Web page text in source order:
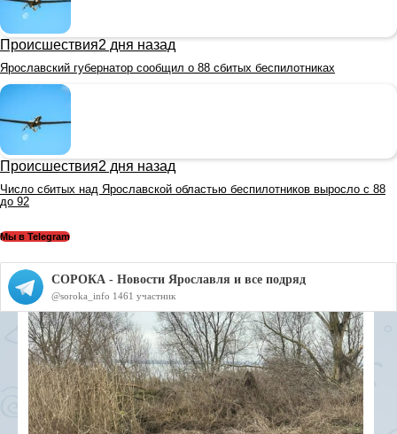
Происшествия2 дня назад
Ярославский губернатор сообщил о 88 сбитых беспилотниках
Происшествия2 дня назад
Число сбитых над Ярославской областью беспилотников выросло с 88
до 92
Мы в Telegram